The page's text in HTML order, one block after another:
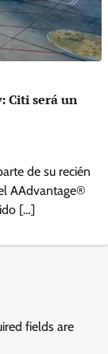
Citi será un
de su recién
AAdvantage®
[…]
fields are